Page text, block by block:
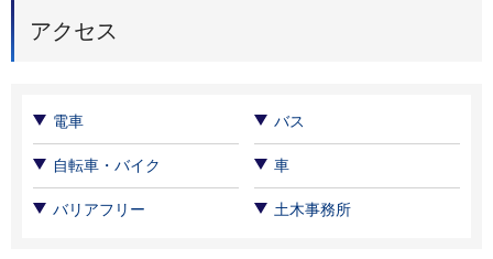
アクセス
電車 バス
自転車・バイク 車
バリアフリー 土木事務所